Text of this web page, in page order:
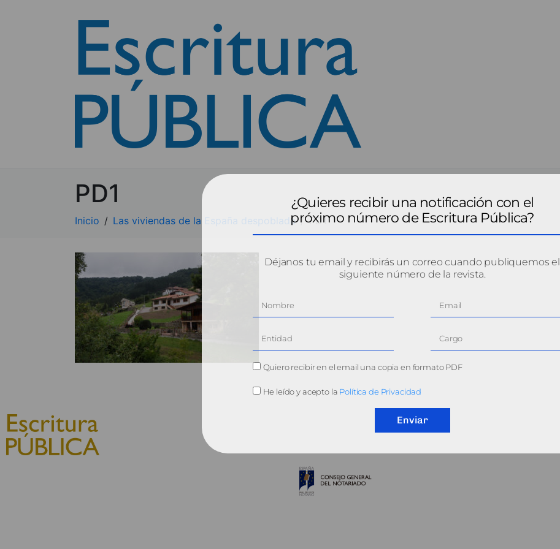
PD1
Inicio Las viviendas de la España despoblada PD1
¿Quieres recibir una notificación con el
próximo número de Escritura Pública?
Déjanos tu email y recibirás un correo cuando publiquemos el
siguiente número de la revista.
Quiero recibir en el email una copia en formato PDF
He leído y acepto la Política de Privacidad
Enviar